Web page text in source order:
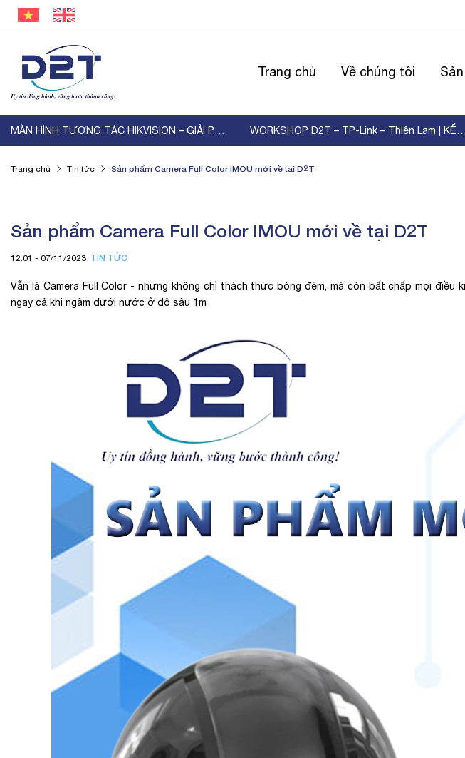
Trang chủ Về chúng tôi
MÀN HÌNH TƯƠNG TÁC HIKVISION – GIẢI PHÁP HIỂN ... WORKSHOP D2T – TP-Link – Thiên Lam | KẾT NỐI ...
Trang chủ Tin tức Sản phẩm Camera Full Color IMOU mới về tại D2T
Sản phẩm Camera Full Color IMOU mới về tại D2T
12:01 - 07/11/2023 TIN TỨC
Vẫn là Camera Full Color - nhưng không chỉ thách thức bóng đêm, mà còn bất chấp mọi
ngay cả khi ngâm dưới nước ở độ sâu 1m